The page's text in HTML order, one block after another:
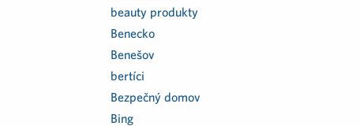
beauty produkty
Benecko
Benešov
bertíci
Bezpečný domov
Bing